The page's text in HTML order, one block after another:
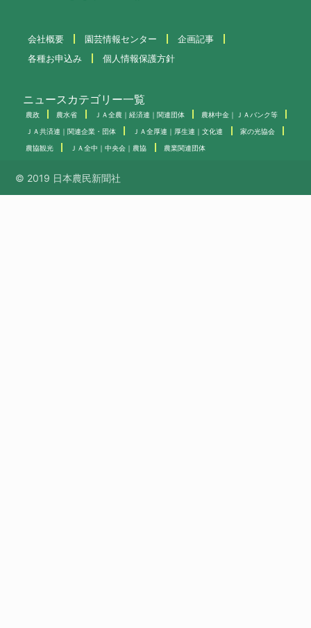
会社概要 園芸情報センター
企画記事
各種お申込み
個人情報保護方針
ニュースカテゴリー一覧
農政 農水省 ＪＡ全農｜経済連｜関連団体 農林中金｜ＪＡバンク等
ＪＡ共済連｜関連企業・団体 ＪＡ全厚連｜厚生連｜文化連 家の光協会
農協観光 ＪＡ全中｜中央会｜農協 農業関連団体
© 2019 日本農民新聞社